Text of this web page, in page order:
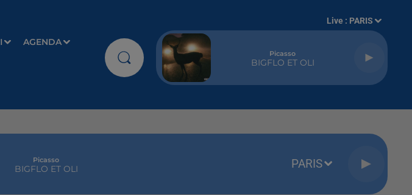
AGENDA
Live : PARIS
Picasso
BIGFLO ET OLI
Picasso
BIGFLO ET OLI PARIS